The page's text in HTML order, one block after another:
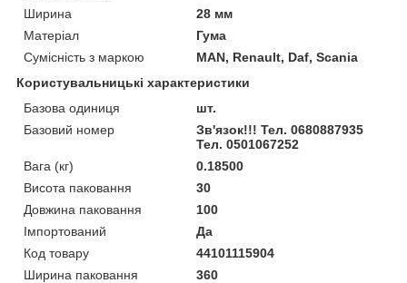
Ширина
28 мм
Матеріал
Гума
Сумісність з маркою
MAN, Renault, Daf, Scania
Користувальницькі характеристики
Базова одиниця
шт.
Базовий номер
Зв'язок!!! Тел. 0680887935
Тел. 0501067252
Вага (кг)
0.18500
Висота паковання
30
Довжина паковання
100
Імпортований
Да
Код товару
44101115904
Ширина паковання
360